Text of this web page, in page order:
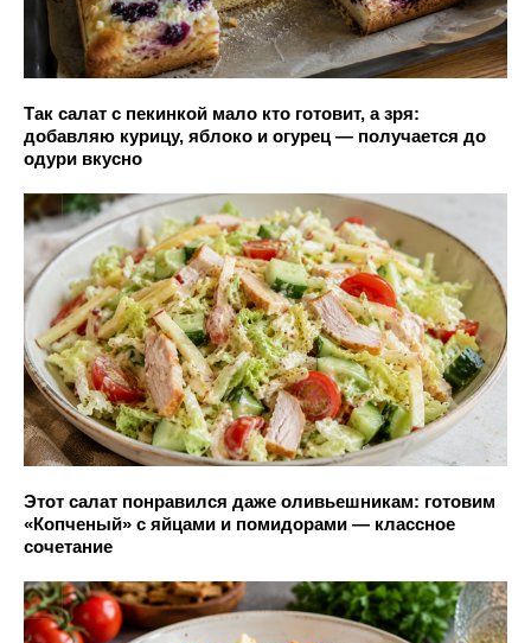
Так салат с пекинкой мало кто готовит, а зря:
добавляю курицу, яблоко и огурец — получается до
одури вкусно
Этот салат понравился даже оливьешникам: готовим
«Копченый» с яйцами и помидорами — классное
сочетание